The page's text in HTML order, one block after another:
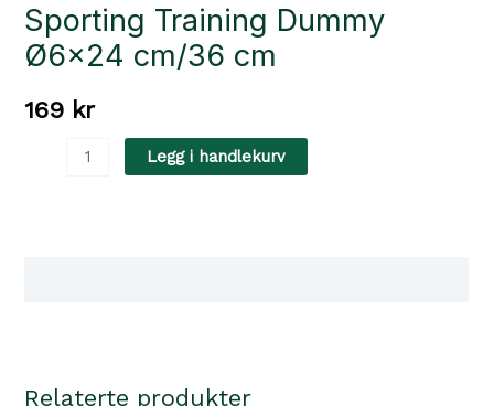
Sporting Training Dummy
Ø6×24 cm/36 cm
169 kr
Sporting
Legg i handlekurv
Relaterte produkter